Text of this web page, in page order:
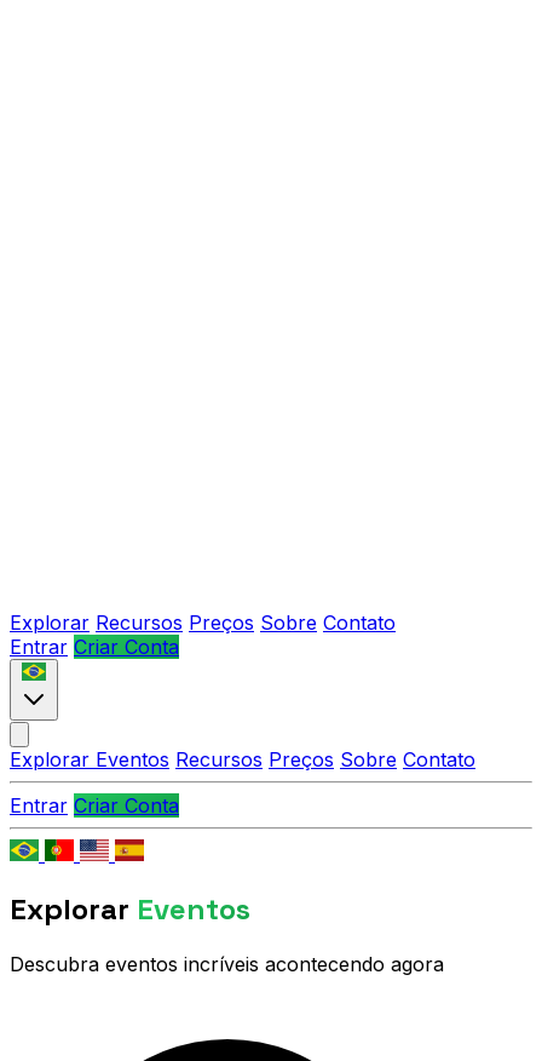
Explorar Recursos Preços Sobre Contato
Entrar Criar Conta
Explorar Eventos Recursos Preços Sobre Contato
Entrar Criar Conta
Explorar Eventos
Descubra eventos incríveis acontecendo agora